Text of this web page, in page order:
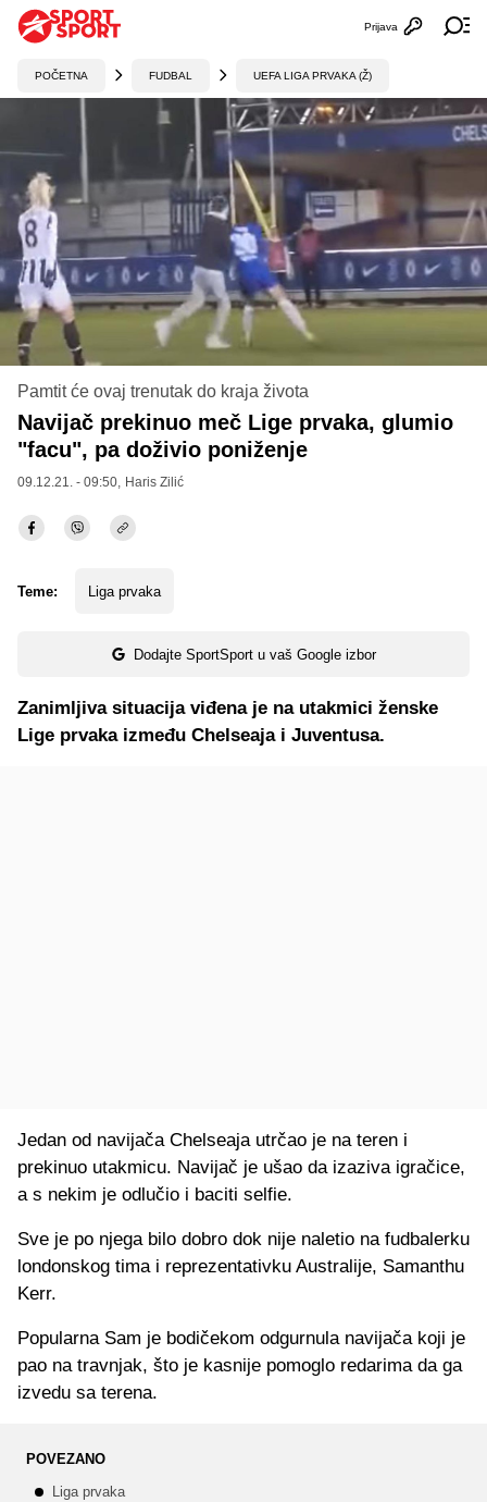
Otvori
Prijava
POČETNA FUDBAL UEFA LIGA PRVAKA (Ž)
Pamtit će ovaj trenutak do kraja života
Navijač prekinuo meč Lige prvaka, glumio
"facu", pa doživio poniženje
09.12.21. - 09:50, Haris Zilić
Teme: Liga prvaka
Dodajte SportSport u vaš Google izbor
Zanimljiva situacija viđena je na utakmici ženske
Lige prvaka između Chelseaja i Juventusa.
Jedan od navijača Chelseaja utrčao je na teren i
prekinuo utakmicu. Navijač je ušao da izaziva igračice,
a s nekim je odlučio i baciti selfie.
Sve je po njega bilo dobro dok nije naletio na fudbalerku
londonskog tima i reprezentativku Australije, Samanthu
Kerr.
Popularna Sam je bodičekom odgurnula navijača koji je
pao na travnjak, što je kasnije pomoglo redarima da ga
izvedu sa terena.
POVEZANO
Liga prvaka